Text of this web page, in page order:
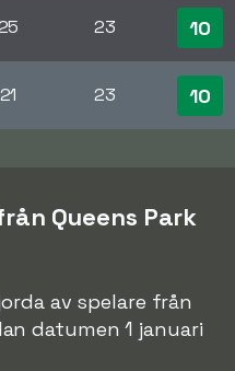
23 10
21 23 10
Queens Park
av spelare från
datumen 1 januari